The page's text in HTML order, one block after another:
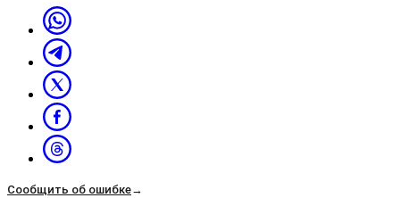
Сообщить об ошибке→